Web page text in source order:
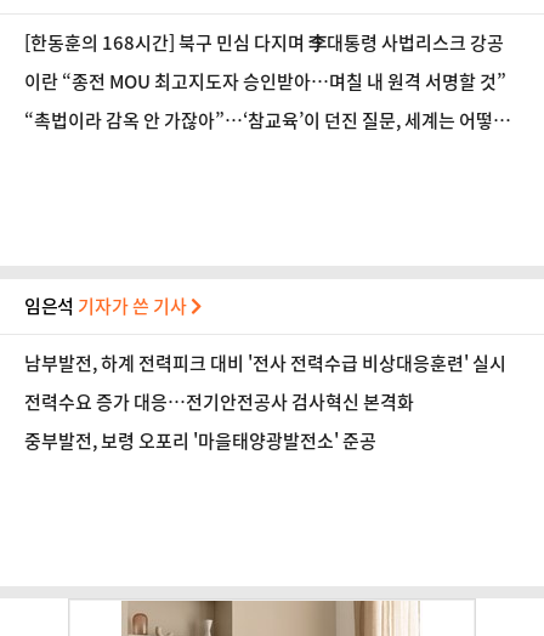
[한동훈의 168시간] 북구 민심 다지며 李대통령 사법리스크 강공
이란 “종전 MOU 최고지도자 승인받아…며칠 내 원격 서명할 것”
“촉법이라 감옥 안 가잖아”…‘참교육’이 던진 질문, 세계는 어떻게
임은석 기자가 쓴 기사
남부발전, 하계 전력피크 대비 '전사 전력수급 비상대응훈련' 실시
전력수요 증가 대응…전기안전공사 검사혁신 본격화
중부발전, 보령 오포리 '마을태양광발전소' 준공